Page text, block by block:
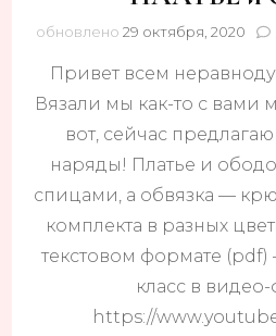
обновлено 29 октября, 2020
Привет всем
Вязали мы как-то с вами
вот, сейчас
наряды! Платье и
спицами, а обвязка —
комплекта в разных
текстовом формате (pdf)
класс в
https://